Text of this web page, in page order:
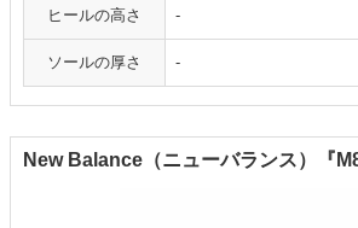
ヒールの高さ -
ソールの厚さ -
New Balance（ニューバランス）『